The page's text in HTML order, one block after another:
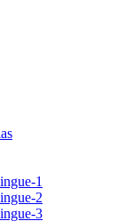
1
2
3